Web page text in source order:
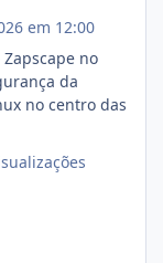
em 12:00
no
da
no centro das